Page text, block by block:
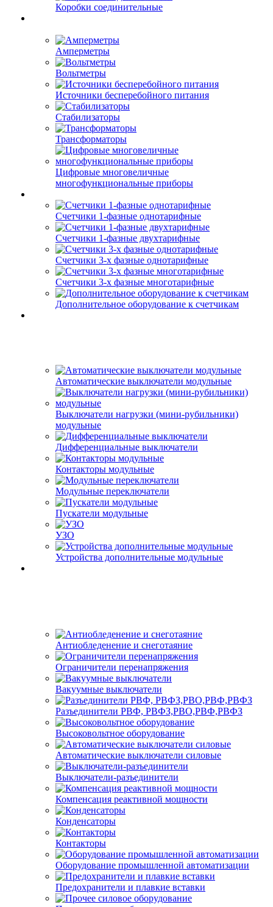
Коробки соединительные
Амперметры
Вольтметры
Источники бесперебойного питания
Стабилизаторы
Трансформаторы
Цифровые многовеличные
многофункциональные приборы
Счетчики 1-фазные однотарифные
Счетчики 1-фазные двухтарифные
Счетчики 3-х фазные однотарифные
Счетчики 3-х фазные многотарифные
Дополнительное оборудование к счетчикам
Автоматические выключатели модульные
Выключатели нагрузки (мини-рубильники)
модульные
Дифференциальные выключатели
Контакторы модульные
Модульные переключатели
Пускатели модульные
УЗО
Устройства дополнительные модульные
Антиобледенение и снеготаяние
Ограничители перенапряжения
Вакуумные выключатели
Разъединители РВФ, РВФЗ,РВО,РВФ,РВФЗ
Высоковольтное оборудование
Автоматические выключатели cиловые
Выключатели-разъединители
Компенсация реактивной мощности
Конденсаторы
Контакторы
Оборудование промышленной автоматизации
Предохранители и плавкие вставки